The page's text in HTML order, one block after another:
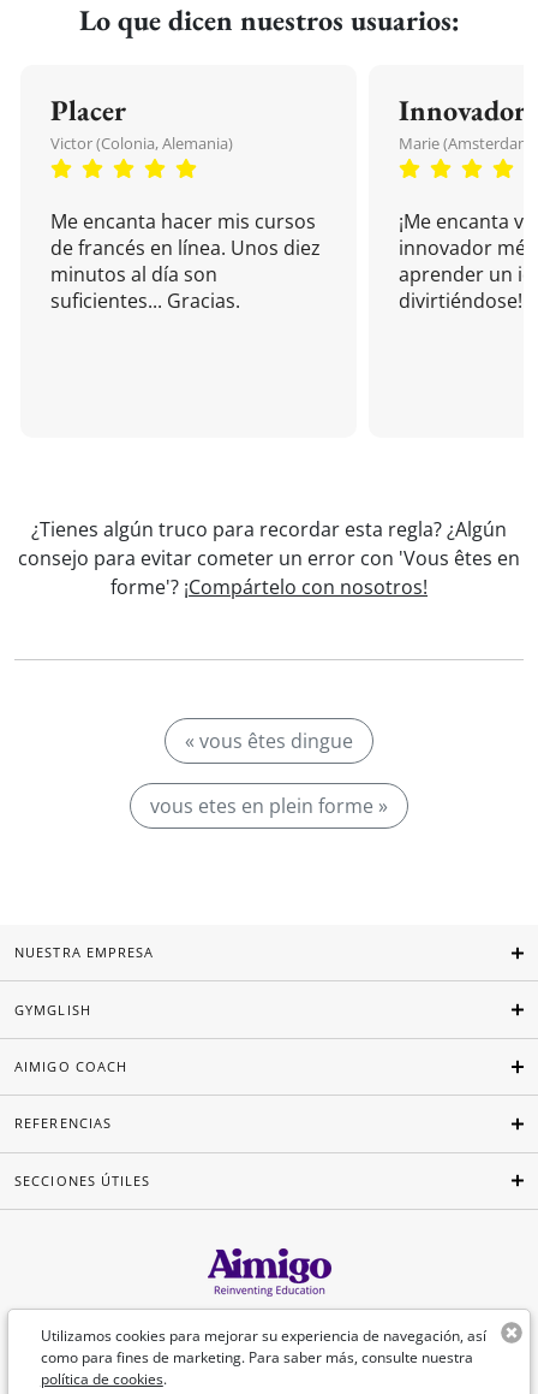
Lo que dicen nuestros usuarios:
Placer
Victor (Colonia, Alemania)
Me encanta hacer mis cursos
de francés en línea. Unos diez
minutos al día son
suficientes... Gracias.
Innovador
Marie (Amsterdam,
¡Me encanta
innovador
aprender un
divirtiéndose!
¿Tienes algún truco para recordar esta regla? ¿Algún
consejo para evitar cometer un error con 'Vous êtes en
forme'? ¡Compártelo con nosotros!
« vous êtes dingue
vous etes en plein forme »
Utilizamos cookies para mejorar su experiencia de navegación, así
como para fines de marketing. Para saber más, consulte nuestra
política de cookies.
NUESTRA EMPRESA
GYMGLISH
AIMIGO COACH
REFERENCIAS
SECCIONES ÚTILES
Español